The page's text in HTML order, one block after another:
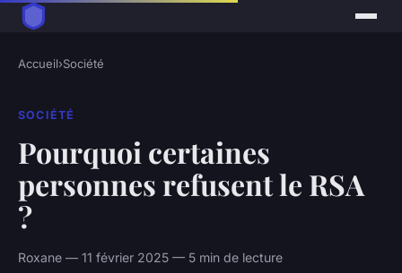
Accueil›Société
SOCIÉTÉ
Pourquoi certaines
personnes refusent le RSA
?
Roxane — 11 février 2025 — 5 min de lecture